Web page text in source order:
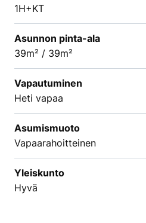
1H+KT
Asunnon pinta-ala
39m² / 39m²
Vapautuminen
Heti vapaa
Asumismuoto
Vapaarahoitteinen
Yleiskunto
Hyvä